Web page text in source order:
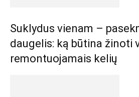
Suklydus vienam –
daugelis: ką būtina žinoti
remontuojamais kelių